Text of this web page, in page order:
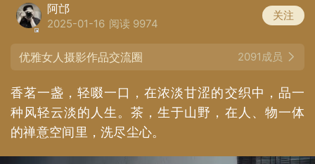
阿邙
2025-01-16 阅读 9974
关注
优雅女人摄影作品交流圈 2091成员
香茗一盏，轻啜一口，在浓淡甘涩的交织中，品一
种风轻云淡的人生。茶，生于山野，在人、物一体
的禅意空间里，洗尽尘心。